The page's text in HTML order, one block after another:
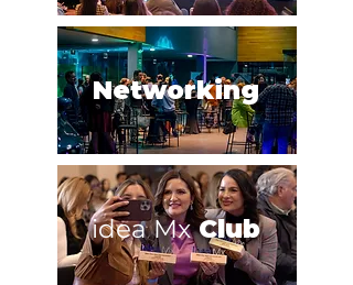
Networking
idea MxClub